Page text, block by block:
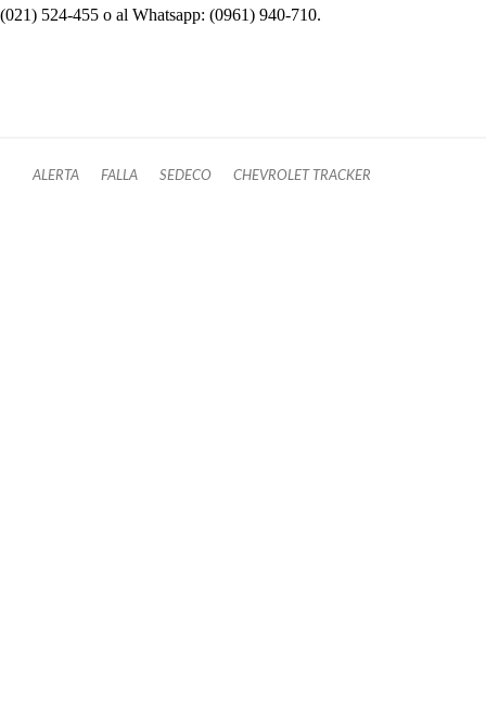
(021) 524-455 o al Whatsapp: (0961) 940-710.
ALERTA FALLA SEDECO CHEVROLET TRACKER